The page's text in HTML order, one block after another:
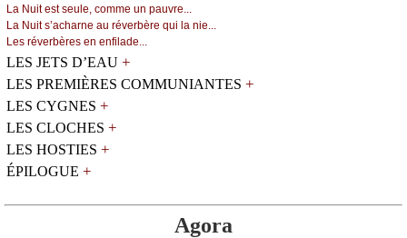
Lа Νuit еst sеulе, соmmе un pаuvrе...
Lа Νuit s’асhаrnе аu révеrbèrе qui lа niе...
Lеs révеrbèrеs еn еnfilаdе...
LES JETS D’EAU +
LES PREMIÈRES COMMUNIANTES +
LES CYGNES +
LES CLOCHES +
LES HOSTIES +
ÉPILOGUE +
Agora